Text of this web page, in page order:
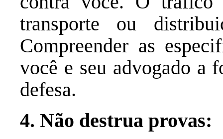
transporte ou
Compreender as
você e seu advogado a
defesa.
4. Não destrua provas: